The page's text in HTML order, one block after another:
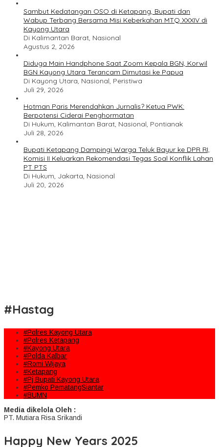
Sambut Kedatangan OSO di Ketapang, Bupati dan
Wabup Terbang Bersama Misi Keberkahan MTQ XXXIV di
Kayong Utara
Di Kalimantan Barat, Nasional
Agustus 2, 2026
Diduga Main Handphone Saat Zoom Kepala BGN, Korwil
BGN Kayong Utara Terancam Dimutasi ke Papua
Di Kayong Utara, Nasional, Peristiwa
Juli 29, 2026
Hotman Paris Merendahkan Jurnalis? Ketua PWK:
Berpotensi Ciderai Penghormatan
Di Hukum, Kalimantan Barat, Nasional, Pontianak
Juli 28, 2026
Bupati Ketapang Dampingi Warga Teluk Bayur ke DPR RI,
Komisi II Keluarkan Rekomendasi Tegas Soal Konflik Lahan
PT PTS
Di Hukum, Jakarta, Nasional
Juli 20, 2026
#Hastag
#Polres Kayong Utara
#Polres Ketapang
#Kayong Utara
#Polda Kalbar
#Romi Wijaya
#Ketapang
#Pj Bupati Kayong Utara
#Pemko PematangSiantar
#BUMN
Media dikelola Oleh :
PT. Mutiara Risa Srikandi
Happy New Years 2025